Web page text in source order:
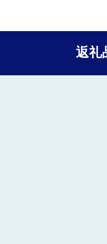
返礼